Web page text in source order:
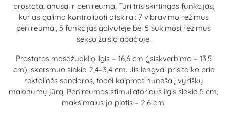
prostatą, anusą ir penireumą. Turi tris skirtingas funkcijas,
kurias galima kontroliuoti atskirai: 7 vibravimo režimus
penireumai, 5 funkcijas galvutėje bei 5 sukimosi režimus
sekso žaislo apačioje.
Prostatos masažuoklio ilgis – 16,6 cm (įsiskverbimo – 13,5
cm), skersmuo siekia 2,4–3,4 cm. Jis lengvai prisitaiko prie
rektalinės sandaros, todėl kaipmat nuneša į vyriškų
malonumų jūrą. Penireumos stimuliatoriaus ilgis siekia 5 cm,
maksimalus jo plotis – 2,6 cm.